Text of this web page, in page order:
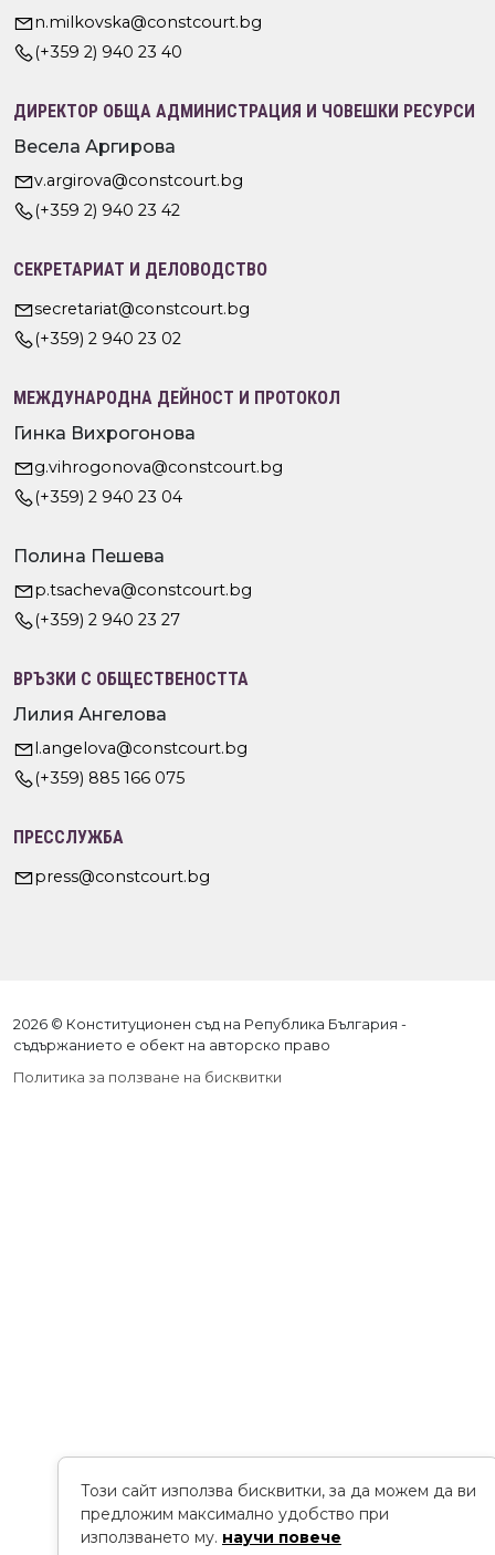
n.milkovska@constcourt.bg
(+359 2) 940 23 40
ДИРЕКТОР ОБЩА АДМИНИСТРАЦИЯ И ЧОВЕШКИ РЕСУРСИ
Весела Аргирова
v.argirova@constcourt.bg
(+359 2) 940 23 42
СЕКРЕТАРИАТ И ДЕЛОВОДСТВО
secretariat@constcourt.bg
(+359) 2 940 23 02
МЕЖДУНАРОДНА ДЕЙНОСТ И ПРОТОКОЛ
Гинка Вихрогонова
g.vihrogonova@constcourt.bg
(+359) 2 940 23 04
Полина Пешева
p.tsacheva@constcourt.bg
(+359) 2 940 23 27
ВРЪЗКИ С ОБЩЕСТВЕНОСТТА
Лилия Ангелова
l.angelova@constcourt.bg
(+359) 885 166 075
ПРЕССЛУЖБА
press@constcourt.bg
2026 © Конституционен съд на Република България -
съдържанието е обект на авторско право
Политика за ползване на бисквитки
Този сайт използва бисквитки, за да можем да ви
предложим максимално удобство при
използването му. научи повече